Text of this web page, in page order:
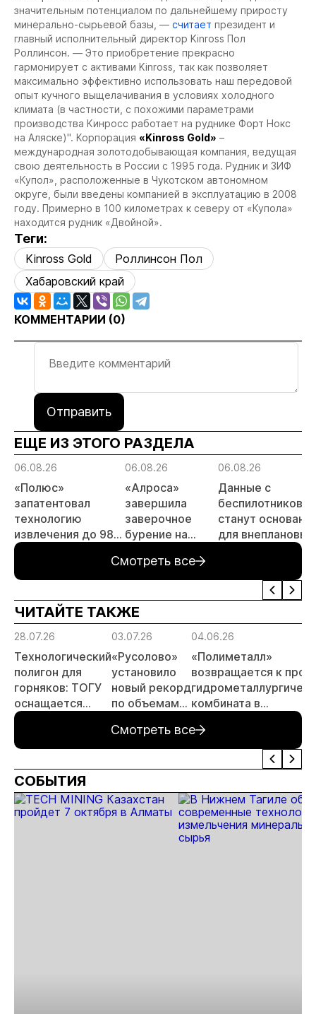
значительным потенциалом по дальнейшему приросту
минерально-сырьевой базы, — считает президент и
главный исполнительный директор Kinross Пол
Роллинсон. — Это приобретение прекрасно
гармонирует с активами Kinross, так как позволяет
максимально эффективно использовать наш передовой
опыт кучного выщелачивания в условиях холодного
климата (в частности, с похожими параметрами
производства Кинросс работает на руднике Форт Нокс
на Аляске)". Корпорация «Kinross Gold» –
международная золотодобывающая компания, ведущая
свою деятельность в России с 1995 года. Рудник и ЗИФ
«Купол», расположенные в Чукотском автономном
округе, были введены компанией в эксплуатацию в 2008
году. Примерно в 100 километрах к северу от «Купола»
находится рудник «Двойной».
Теги:
Kinross Gold
Роллинсон Пол
Хабаровский край
КОММЕНТАРИИ (0)
Отправить
ЕЩЕ ИЗ ЭТОГО РАЗДЕЛА
06.08.26
«Полюс»
запатентовал
технологию
извлечения до 98%
золота из
металлургического
шлака
06.08.26
«Алроса»
завершила
заверочное
бурение на
месторождении
Дегдекан
06.08.26
Данные с
беспилотников
станут
для внеплановых
Смотреть все
ЧИТАЙТЕ ТАКЖЕ
28.07.26
Технологический
полигон для
горняков: ТОГУ
оснащается
современным
отечественного
производства
03.07.26
«Русолово»
установило
новый рекорд
по объемам
04.06.26
«Полиметалл»
возвращается к
комбината в
Смотреть все
СОБЫТИЯ